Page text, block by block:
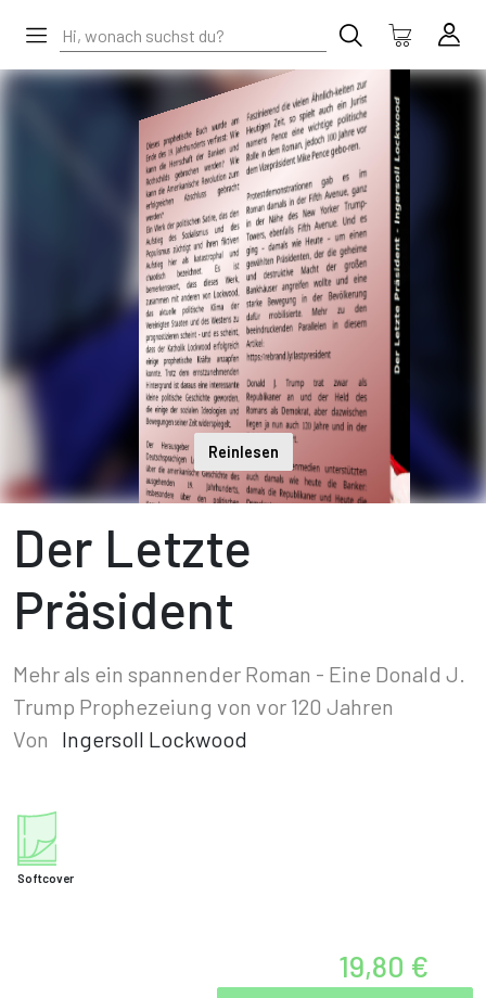
Reinlesen
Der Letzte
Präsident
Mehr als ein spannender Roman - Eine Donald J.
Trump Prophezeiung von vor 120 Jahren
Von
Ingersoll Lockwood
Softcover
19,80 €